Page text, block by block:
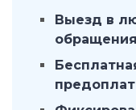
Выезд в
обращения
предоплат